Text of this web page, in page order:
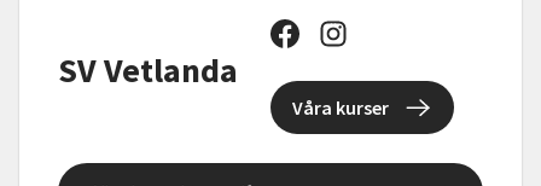
Sök kurser och evenemang
SV Vetlanda
Våra kurser